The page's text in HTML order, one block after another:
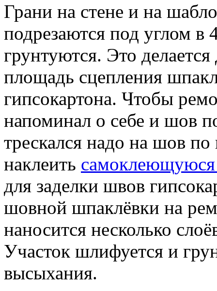
Грани на стене и на
подрезаются под углом
грунтуются. Это
площадь сцепления
гипсокартона. Чтобы
напоминал о себе и шов
трескался надо на шов
наклеить самоклеющуюся
для заделки швов
шовной шпаклёвки на
наносится несколько
Участок шлифуется и
высыхания.